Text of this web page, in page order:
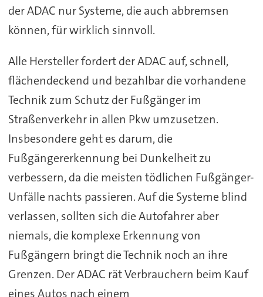
der ADAC nur Systeme, die auch abbremsen
können, für wirklich sinnvoll.
Alle Hersteller fordert der ADAC auf, schnell,
flächendeckend und bezahlbar die vorhandene
Technik zum Schutz der Fußgänger im
Straßenverkehr in allen Pkw umzusetzen.
Insbesondere geht es darum, die
Fußgängererkennung bei Dunkelheit zu
verbessern, da die meisten tödlichen Fußgänger-
Unfälle nachts passieren. Auf die Systeme blind
verlassen, sollten sich die Autofahrer aber
niemals, die komplexe Erkennung von
Fußgängern bringt die Technik noch an ihre
Grenzen. Der ADAC rät Verbrauchern beim Kauf
eines Autos nach einem